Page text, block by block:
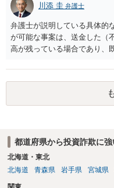
川添 圭 弁護士
弁護士が説明している具体的
が可能な事案は、送金した（
高が残っている場合であり、
判断するため、まず何よりも
することが重要になります。
座の残高はウェブサイトで公
ら2か月程度かかることも多
ことが望ましい）ことになり
は、幇助による共同不法行為
訴したりすることが多いです
都道府県から投資詐欺に
北海道・東北
北海道
青森県 岩手県 宮城県